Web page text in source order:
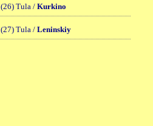
(26) Tula / Kurkino
(27) Tula / Leninskiy